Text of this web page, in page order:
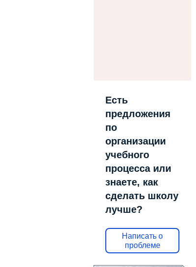
Есть
предложения
по
организации
учебного
процесса или
знаете, как
сделать школу
лучше?
Написать о
проблеме